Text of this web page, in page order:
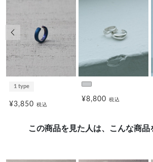
1 type
¥3,850税込
¥8,800 税込
前の画像
この商品を見た人は、こんな商品